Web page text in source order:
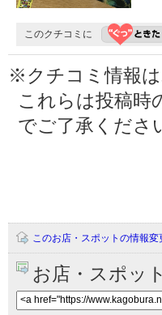
このクチコミに
※クチコミ情報
これらは投稿時
でご了承くださ
このお店・スポットの情報
お店・スポッ